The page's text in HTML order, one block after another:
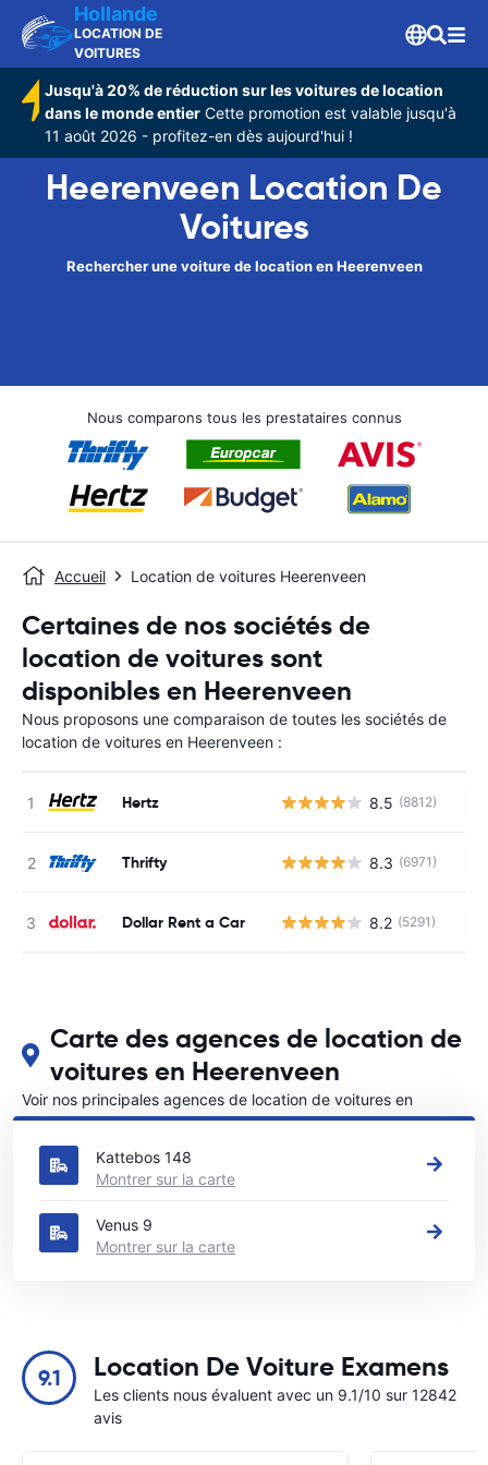
Hollande
LOCATION DE
VOITURES
Jusqu'à 20% de réduction sur les voitures de location
dans le monde entier Cette promotion est valable jusqu'à
11 août 2026 - profitez-en dès aujourd'hui !
Heerenveen Location De
Voitures
Rechercher une voiture de location en Heerenveen
Nous comparons tous les prestataires connus
Accueil Location de voitures Heerenveen
Certaines de nos sociétés de
location de voitures sont
disponibles en Heerenveen
Nous proposons une comparaison de toutes les sociétés de
location de voitures en Heerenveen :
Hertz 8.5 (8812)
Thrifty 8.3 (6971)
Dollar Rent a Car 8.2 (5291)
Carte des agences de location de
voitures en Heerenveen
Voir nos principales agences de location de voitures en
Heerenveen
Kattebos 148
Montrer sur la carte
Venus 9
Montrer sur la carte
9.1 Location De Voiture Examens
Les clients nous évaluent avec un 9.1/10 sur 12842
avis